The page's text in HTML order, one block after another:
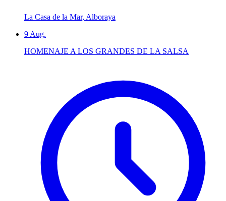
La Casa de la Mar, Alboraya
9 Aug.
HOMENAJE A LOS GRANDES DE LA SALSA